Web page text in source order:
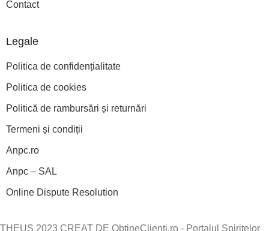
Contact
Legale
Politica de confidențialitate
Politica de cookies
Politică de rambursări și returnări
Termeni și condiții
Anpc.ro
Anpc – SAL
Online Dispute Resolution
THEUS 2023 CREAT DE ObtineClienti.ro - Portalul Spiritelor